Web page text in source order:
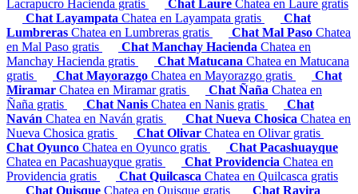
Lacrapucro Hacienda gratis
Chat Laure Chatea en Laure gratis
Chat Layampata Chatea en Layampata gratis
Chat
Lumbreras Chatea en Lumbreras gratis Chat Mal Paso Chatea
en Mal Paso gratis
Chat Manchay Hacienda Chatea en
Manchay Hacienda gratis
Chat Matucana Chatea en Matucana
gratis
Chat Mayorazgo Chatea en Mayorazgo gratis
Chat
Miramar Chatea en Miramar gratis Chat Ñaña Chatea en
Ñaña gratis
Chat Nanis Chatea en Nanis gratis
Chat
Naván Chatea en Naván gratis Chat Nueva Chosica Chatea en
Nueva Chosica gratis
Chat Olivar Chatea en Olivar gratis
Chat Oyunco Chatea en Oyunco gratis
Chat Pacashuayque
Chatea en Pacashuayque gratis
Chat Providencia Chatea en
Providencia gratis
Chat Quilcasca Chatea en Quilcasca gratis
Chat Quisque Chatea en Quisque gratis
Chat Ravira